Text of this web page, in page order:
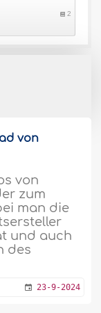
2
von
von
zum
man die
und auch
des
23-9-2024